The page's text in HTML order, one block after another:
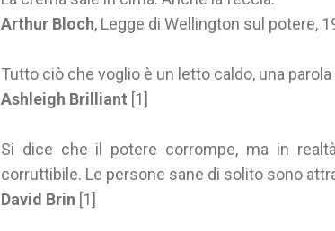
Arthur Bloch, Legge di Wellington sul potere,
Tutto ciò che voglio è un letto caldo, una
Ashleigh Brilliant [1]
Si dice che il potere corrompe, ma in
corruttibile. Le persone sane di solito sono
David Brin [1]